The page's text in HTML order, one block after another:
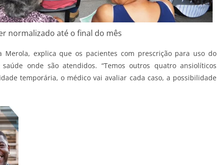
normalizado até o final do mês
Merola, explica que os pacientes com prescrição para uso do
onde são atendidos. “Temos outros quatro ansiolíticos
temporária, o médico vai avaliar cada caso, a possibilidade